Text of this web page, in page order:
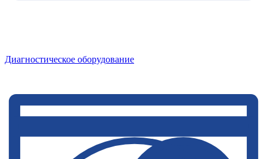
Диагностическое оборудование